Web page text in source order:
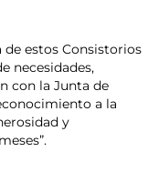
de estos Consistorios
necesidades,
con la Junta de
a la
y